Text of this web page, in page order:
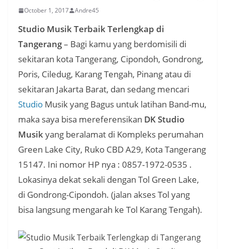
October 1, 2017 Andre45
Studio Musik Terbaik Terlengkap di
Tangerang– Bagi kamu yang berdomisili di
sekitaran kota Tangerang, Cipondoh, Gondrong,
Poris, Ciledug, Karang Tengah, Pinang atau di
sekitaran Jakarta Barat, dan sedang mencari
Studio Musik yang Bagus untuk latihan Band-mu,
maka saya bisa mereferensikan DK Studio
Musikyang beralamat di Kompleks perumahan
Green Lake City, Ruko CBD A29, Kota Tangerang
15147. Ini nomor HP nya : 0857-1972-0535 .
Lokasinya dekat sekali dengan Tol Green Lake,
di Gondrong-Cipondoh. (jalan akses Tol yang
bisa langsung mengarah ke Tol Karang Tengah).